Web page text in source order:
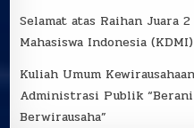
Selamat atas Raihan Juara
Mahasiswa Indonesia
Kuliah Umum
Administrasi Publik
Berwirausaha”